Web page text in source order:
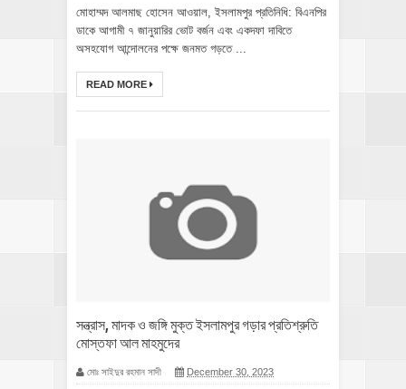
মোহাম্মদ আলমাছ হোসেন আওয়াল, ইসলামপুর প্রতিনিধি: বিএনপির
ডাকে আগামী ৭ জানুয়ারির ভোট বর্জন এবং একদফা দাবিতে
অসহযোগ আন্দোলনের পক্ষে জনমত গড়তে ...
READ MORE
সন্ত্রাস, মাদক ও জঙ্গি মুক্ত ইসলামপুর গড়ার প্রতিশ্রুতি
মোস্তফা আল মাহমুদের
মোঃ সাইদুর রহমান সাদী December 30, 2023